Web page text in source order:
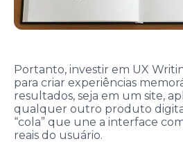
Portanto, investir em UX
para criar experiências
resultados, seja em um site,
qualquer outro produto
“cola” que une a interface
reais do usuário.